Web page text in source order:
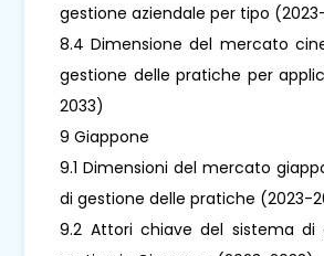
gestione aziendale per tipo
8.4 Dimensione del mercato
gestione delle pratiche per
2033)
9 Giappone
9.1 Dimensioni del mercato
di gestione delle pratiche (2023-
9.2 Attori chiave del sistema di